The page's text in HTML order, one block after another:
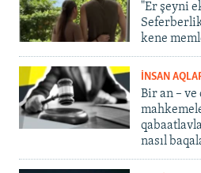
"Er şeyni
kene
İNSAN
Bir an – ve
nasıl